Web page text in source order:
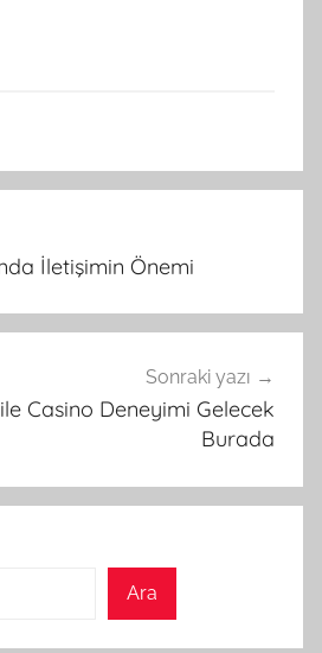
İletişimin Önemi
Sonraki yazı
Casino Deneyimi Gelecek
Burada
Ara